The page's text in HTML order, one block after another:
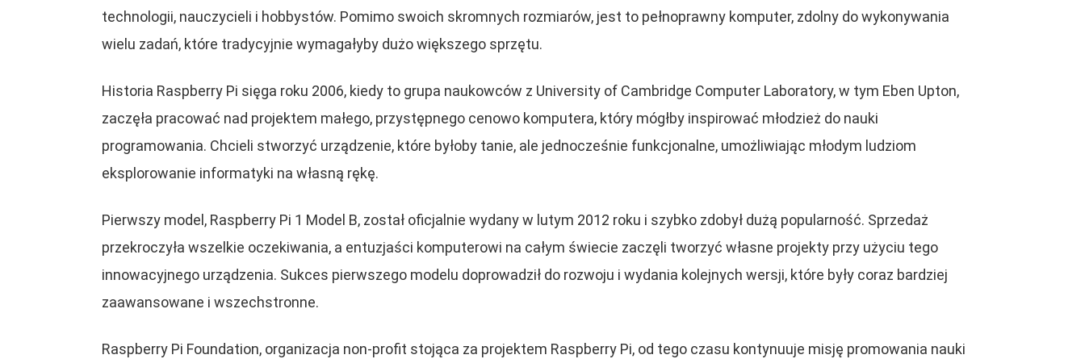
technologii, nauczycieli i hobbystów. Pomimo swoich skromnych rozmiarów, jest to pełnoprawny komputer, zdolny do wykonywania
wielu zadań, które tradycyjnie wymagałyby dużo większego sprzętu.
Historia Raspberry Pi sięga roku 2006, kiedy to grupa naukowców z University of Cambridge Computer Laboratory, w tym Eben Upton,
zaczęła pracować nad projektem małego, przystępnego cenowo komputera, który mógłby inspirować młodzież do nauki
programowania. Chcieli stworzyć urządzenie, które byłoby tanie, ale jednocześnie funkcjonalne, umożliwiając młodym ludziom
eksplorowanie informatyki na własną rękę.
Pierwszy model, Raspberry Pi 1 Model B, został oficjalnie wydany w lutym 2012 roku i szybko zdobył dużą popularność. Sprzedaż
przekroczyła wszelkie oczekiwania, a entuzjaści komputerowi na całym świecie zaczęli tworzyć własne projekty przy użyciu tego
innowacyjnego urządzenia. Sukces pierwszego modelu doprowadził do rozwoju i wydania kolejnych wersji, które były coraz bardziej
zaawansowane i wszechstronne.
Raspberry Pi Foundation, organizacja non-profit stojąca za projektem Raspberry Pi, od tego czasu kontynuuje misję promowania nauki